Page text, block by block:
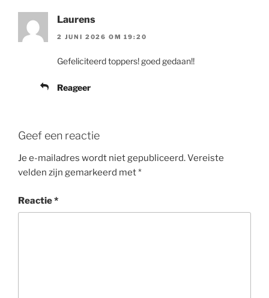
Laurens
2 JUNI 2026 OM 19:20
Gefeliciteerd toppers! goed gedaan!!
Reageer
Geef een reactie
Je e-mailadres wordt niet gepubliceerd.Vereiste
velden zijn gemarkeerd met*
Reactie*